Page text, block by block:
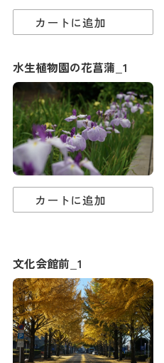
カートに追加
水生植物園の花菖蒲_1
カートに追加
文化会館前_1